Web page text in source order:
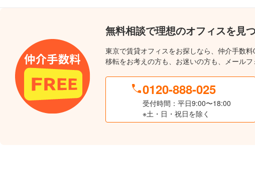
無料相談で理想のオフィスを見
東京で賃貸オフィスをお探しなら、仲介手数
移転をお考えの方も、お迷いの方も、メール
0120-888-025
受付時間：平日9:00〜18:00
※土・日・祝日を除く